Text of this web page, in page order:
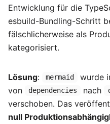
Entwicklung für die
esbuild-Bundling-Schritt
fälschlicherweise als
kategorisiert.
Lösung: mermaid wurde
von dependencies nach
verschoben. Das
null